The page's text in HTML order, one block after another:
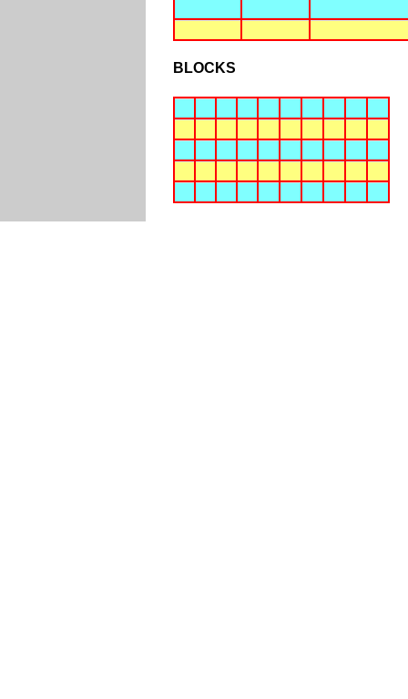
BLOCKS